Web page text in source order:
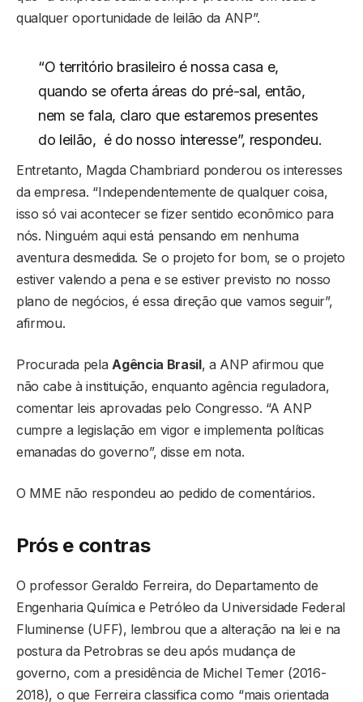
qualquer oportunidade de leilão da ANP”.
“O território brasileiro é nossa casa e,
quando se oferta áreas do pré-sal, então,
nem se fala, claro que estaremos presentes
do leilão, é do nosso interesse”, respondeu.
Entretanto, Magda Chambriard ponderou os interesses
da empresa. “Independentemente de qualquer coisa,
isso só vai acontecer se fizer sentido econômico para
nós. Ninguém aqui está pensando em nenhuma
aventura desmedida. Se o projeto for bom, se o projeto
estiver valendo a pena e se estiver previsto no nosso
plano de negócios, é essa direção que vamos seguir”,
afirmou.
Procurada pelaAgência Brasil, a ANP afirmou que
não cabe à instituição, enquanto agência reguladora,
comentar leis aprovadas pelo Congresso. “A ANP
cumpre a legislação em vigor e implementa políticas
emanadas do governo”, disse em nota.
O MME não respondeu ao pedido de comentários.
Prós e contras
O professor Geraldo Ferreira, do Departamento de
Engenharia Química e Petróleo da Universidade Federal
Fluminense (UFF), lembrou que a alteração na lei e na
postura da Petrobras se deu após mudança de
governo, com a presidência de Michel Temer (2016-
2018), o que Ferreira classifica como “mais orientada